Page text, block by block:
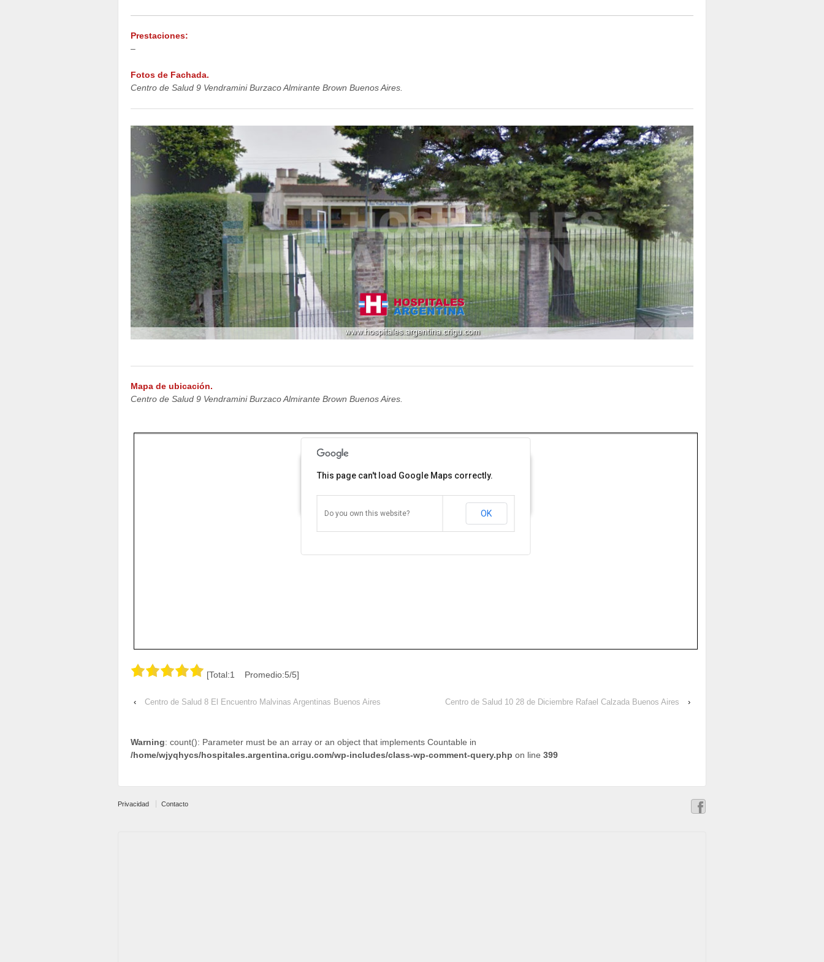
Prestaciones:
–
Fotos de Fachada.
Centro de Salud 9 Vendramini Burzaco Almirante Brown Buenos Aires.
Mapa de ubicación.
Centro de Salud 9 Vendramini Burzaco Almirante Brown Buenos Aires.
Constitución 1247 B1852KMM Burzaco, Buenos Aires, Argentina
Cómo llegar Zoom
This page can't load Google Maps correctly.
Do you own this website? OK
[Total:1 Promedio:5/5]
‹ Centro de Salud 8 El Encuentro Malvinas Argentinas Buenos Aires Centro de Salud 10 28 de Diciembre Rafael Calzada Buenos Aires ›
Warning: count(): Parameter must be an array or an object that implements Countable in
/home/wjyqhycs/hospitales.argentina.crigu.com/wp-includes/class-wp-comment-query.php on line 399
Privacidad Contacto